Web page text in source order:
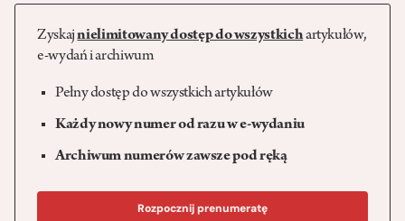
Zyskajnielimitowany dostęp do wszystkichartykułów,
e-wydań i archiwum
Pełny dostęp do wszystkich artykułów
Każdy nowy numer od razu w e-wydaniu
Archiwum numerów zawsze pod ręką
Rozpocznij prenumeratę